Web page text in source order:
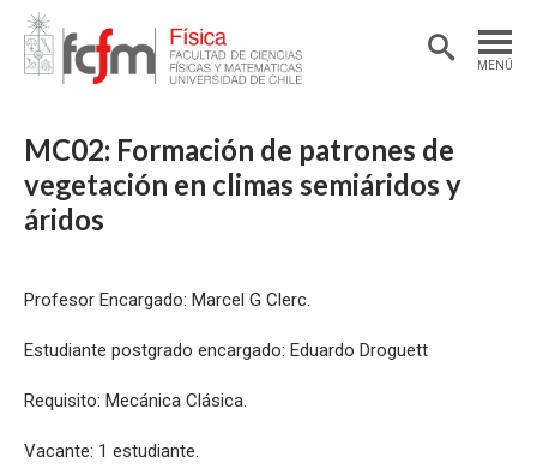
MENÚ
DEPARTAMENTO
EXTENSIÓN
MC02: Formación de patrones de
vegetación en climas semiáridos y
áridos
Profesor Encargado: Marcel G Clerc.
Estudiante postgrado encargado: Eduardo Droguett
Requisito: Mecánica Clásica.
Vacante: 1 estudiante.